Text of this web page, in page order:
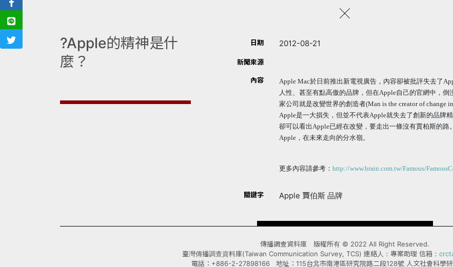
?Apple的精神是什
麼？
日期 2012-08-21
新聞來源
內容
Apple Mac於日前推出新電視廣告，內容卻被批評失去了
人性、甚至有點高傲的品牌，但在Apple自己的官網中，
家公司就是改變世界的創造者(Man is the creator of
Apple是一大損失，但並不代表Apple就失去了創新的品牌
卻可以看出Apple已經在改變，要走出一條沒有賈柏斯的
Apple，在未來走向的分水嶺。
更多內容請參考：http://www.brain.com.tw/Famous/
關鍵字 Apple 賈伯斯 品牌
傳播調查資料庫 版權所有 © 2022 All Right Reserved.
臺灣傳播調查資料庫(Taiwan Communication Survey, TCS) 連絡人：專案助理 信箱：
電話：+886-2-27898166 地址：115台北市南港區研究院路二段128號 人文社會科學